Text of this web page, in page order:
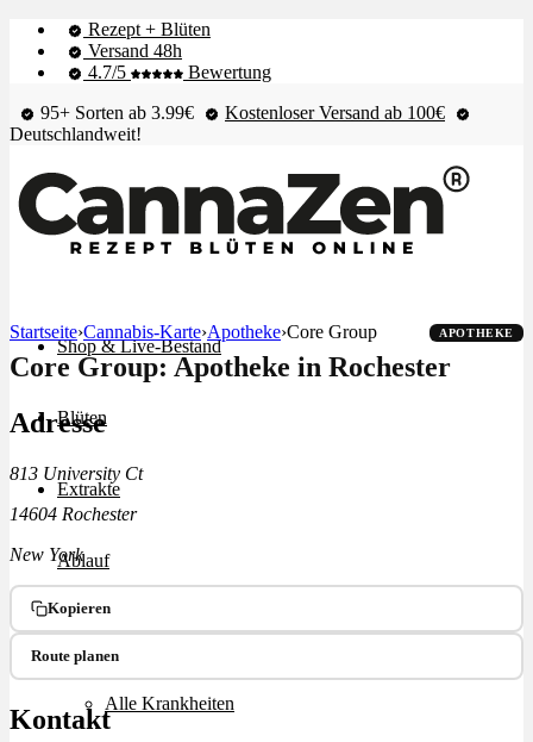
Rezept + Blüten
Versand 48h
4.7/5
Bewertung
95+ Sorten ab 3.99€
Kostenloser Versand ab 100€
Deutschlandweit!
Shop & Live-Bestand
Blüten
Extrakte
Ablauf
Therapien
Alle Krankheiten
Startseite›Cannabis-Karte›Apotheke›Core Group APOTHEKE
Core Group: Apotheke in Rochester
Adresse
813 University Ct
14604 Rochester
New York
Kopieren
Route planen
Kontakt